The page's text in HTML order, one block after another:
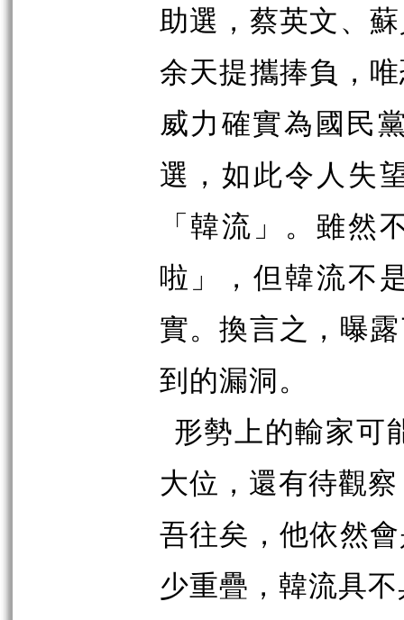
助選，蔡英文、
余天提攜捧負，
威力確實為國民
選，如此令人失
「韓流」。雖然
啦」，但韓流不
實。換言之，曝
到的漏洞。
形勢上的輸家可
大位，還有待觀
吾往矣，他依然
少重疊，韓流具